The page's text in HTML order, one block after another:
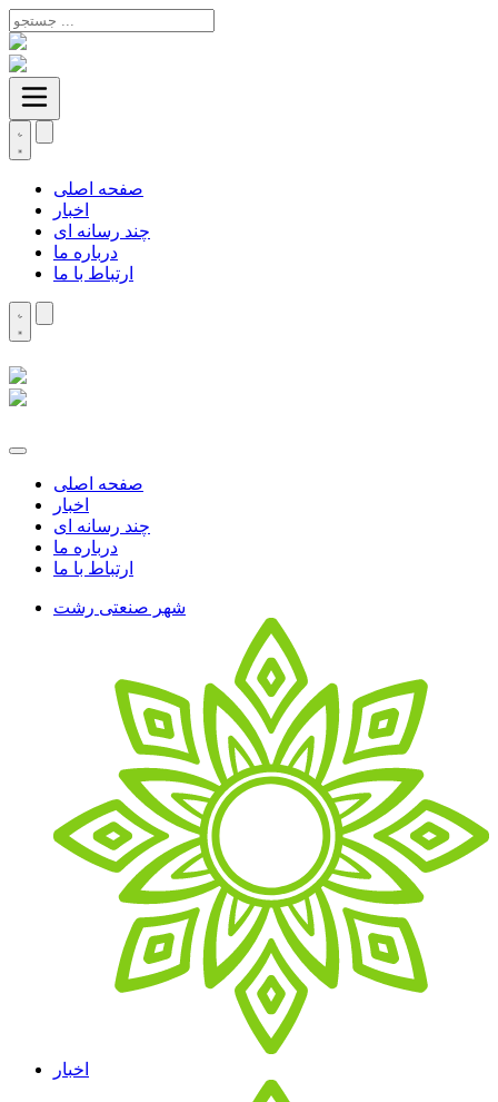
صفحه اصلی
اخبار
چند رسانه ای
درباره ما
ارتباط با ما
صفحه اصلی
اخبار
چند رسانه ای
درباره ما
ارتباط با ما
شهر صنعتی رشت
اخبار